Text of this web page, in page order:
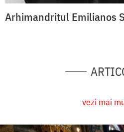
Arhimandritul Emilianos
vezi mai